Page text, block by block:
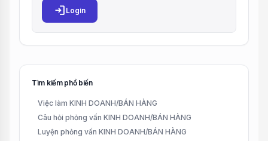
login Login
Tìm kiếm phổ biến
Việc làm KINH DOANH/BÁN HÀNG
Câu hỏi phỏng vấn KINH DOANH/BÁN HÀNG
Luyện phỏng vấn KINH DOANH/BÁN HÀNG